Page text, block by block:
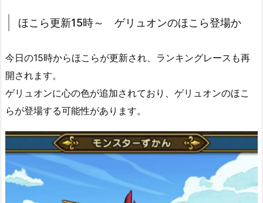
ほこら更新15時～ ゲリュオンのほこら登場か
今日の15時からほこらが更新され、ランキングレースも再
開されます。
ゲリュオンに心の色が追加されており、ゲリュオンのほこ
らが登場する可能性があります。